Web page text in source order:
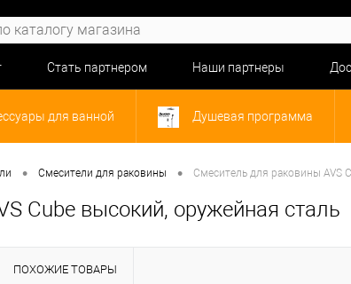
Стать партнером Наши партнеры
для ванной Душевая программа
• Смесители для раковины • Смеситель для раковины AVS
Cube высокий, оружейная сталь
ПОХОЖИЕ ТОВАРЫ